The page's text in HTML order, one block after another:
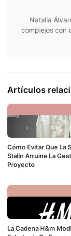
Natalia
complejos con
Artículos
Cómo Evitar Que La
Stalin Arruine La
Proyecto
La Cadena H&m